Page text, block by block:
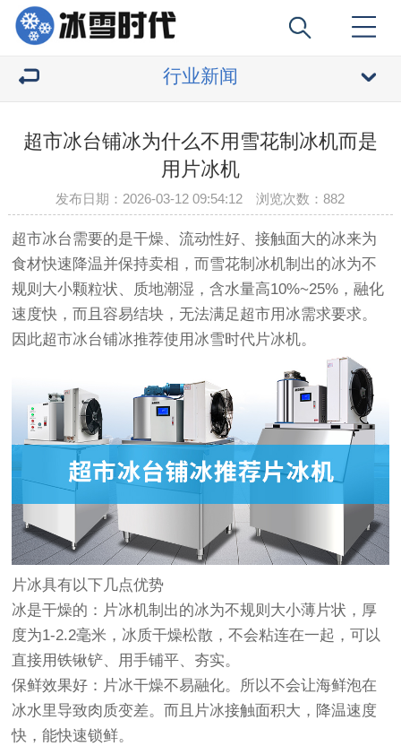
行业新闻
超市冰台铺冰为什么不用雪花制冰机而是
用片冰机
发布日期：2026-03-12 09:54:12 浏览次数：882
超市冰台需要的是干燥、流动性好、接触面大的冰来为
食材快速降温并保持卖相，而雪花制冰机制出的冰为不
规则大小颗粒状、质地潮湿，含水量高10%~25%，融化
速度快，而且容易结块，无法满足超市用冰需求要求。
因此超市冰台铺冰推荐使用冰雪时代片冰机。
片冰具有以下几点优势
冰是干燥的：片冰机制出的冰为不规则大小薄片状，厚
度为1-2.2毫米，冰质干燥松散，不会粘连在一起，可以
直接用铁锹铲、用手铺平、夯实。
保鲜效果好：片冰干燥不易融化。所以不会让海鲜泡在
冰水里导致肉质变差。而且片冰接触面积大，降温速度
快，能快速锁鲜。